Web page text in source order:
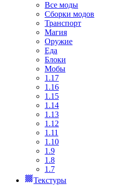
Все моды
Сборки модов
Транспорт
Магия
Оружие
Еда
Блоки
Мобы
1.17
1.16
1.15
1.14
1.13
1.12
1.11
1.10
1.9
1.8
1.7
Текстуры